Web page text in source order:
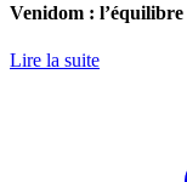
Venidom :
Lire la suite